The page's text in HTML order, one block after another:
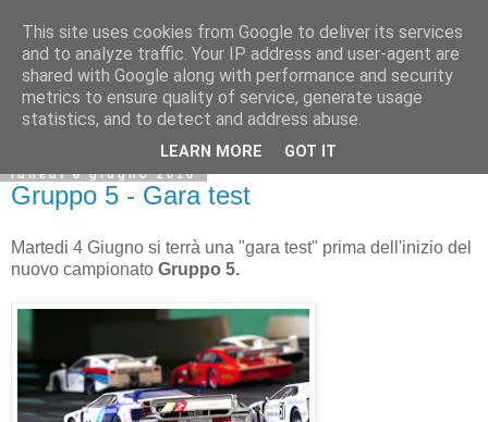
lunedì 6 giugno 2016
Gruppo 5 - Gara test
Martedi 4 Giugno si terrà una "gara test" prima dell'inizio del
nuovo campionato Gruppo 5.
This site uses cookies from Google to deliver its services
and to analyze traffic. Your IP address and user-agent are
shared with Google along with performance and security
metrics to ensure quality of service, generate usage
statistics, and to detect and address abuse.
LEARN MORE GOT IT